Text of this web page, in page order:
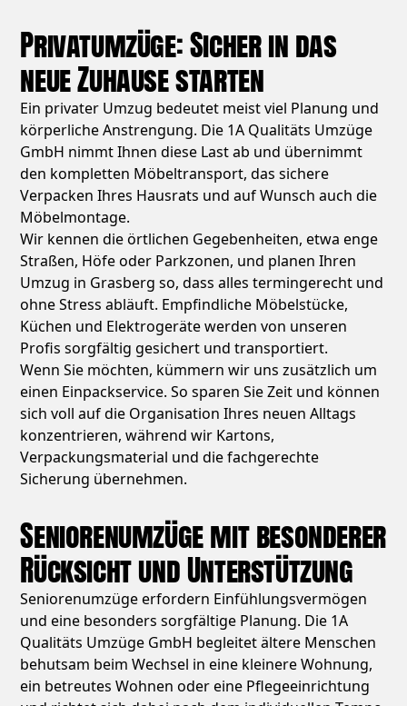
Privatumzüge: Sicher in das
neue Zuhause starten
Ein privater Umzug bedeutet meist viel Planung und
körperliche Anstrengung. Die 1A Qualitäts Umzüge
GmbH nimmt Ihnen diese Last ab und übernimmt
den kompletten Möbeltransport, das sichere
Verpacken Ihres Hausrats und auf Wunsch auch die
Möbelmontage.
Wir kennen die örtlichen Gegebenheiten, etwa enge
Straßen, Höfe oder Parkzonen, und planen Ihren
Umzug in Grasberg so, dass alles termingerecht und
ohne Stress abläuft. Empfindliche Möbelstücke,
Küchen und Elektrogeräte werden von unseren
Profis sorgfältig gesichert und transportiert.
Wenn Sie möchten, kümmern wir uns zusätzlich um
einen Einpackservice. So sparen Sie Zeit und können
sich voll auf die Organisation Ihres neuen Alltags
konzentrieren, während wir Kartons,
Verpackungsmaterial und die fachgerechte
Sicherung übernehmen.
Seniorenumzüge mit besonderer
Rücksicht und Unterstützung
Seniorenumzüge erfordern Einfühlungsvermögen
und eine besonders sorgfältige Planung. Die 1A
Qualitäts Umzüge GmbH begleitet ältere Menschen
behutsam beim Wechsel in eine kleinere Wohnung,
ein betreutes Wohnen oder eine Pflegeeinrichtung